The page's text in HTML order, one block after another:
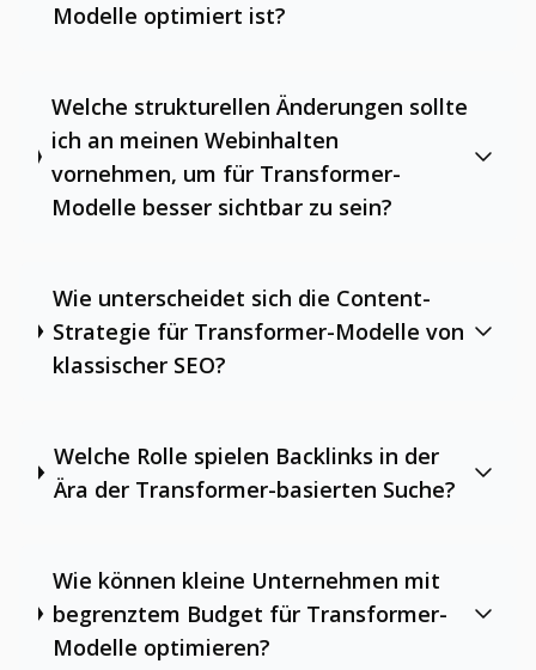
Modelle optimiert ist?
Welche strukturellen Änderungen sollte
ich an meinen Webinhalten
vornehmen, um für Transformer-
Modelle besser sichtbar zu sein?
Wie unterscheidet sich die Content-
Strategie für Transformer-Modelle von
klassischer SEO?
Welche Rolle spielen Backlinks in der
Ära der Transformer-basierten Suche?
Wie können kleine Unternehmen mit
begrenztem Budget für Transformer-
Modelle optimieren?